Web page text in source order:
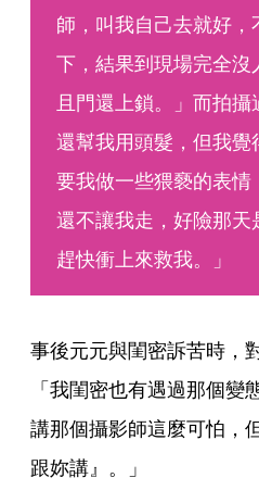
師，叫我自己去就好
下，結果到現場完全
且門還上鎖。」而拍
還幫我用頭髮，但我
要我做一些猥褻的表
還不讓我走，好險那
趕快衝上來救我。」
事後元元與閨密訴苦時，
「我閨密也有遇過那個
講那個攝影師這麼可怕，
跟妳講』。」